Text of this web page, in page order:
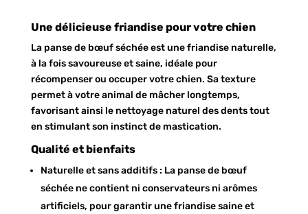
Une délicieuse friandise pour votre chien
La panse de bœuf séchée est une friandise naturelle,
à la fois savoureuse et saine, idéale pour
récompenser ou occuper votre chien. Sa texture
permet à votre animal de mâcher longtemps,
favorisant ainsi le nettoyage naturel des dents tout
en stimulant son instinct de mastication.
Qualité et bienfaits
Naturelle et sans additifs : La panse de bœuf
séchée ne contient ni conservateurs ni arômes
artificiels, pour garantir une friandise saine et